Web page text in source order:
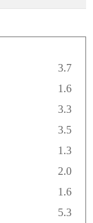
3.7
1.6
3.3
3.5
1.3
2.0
1.6
5.3